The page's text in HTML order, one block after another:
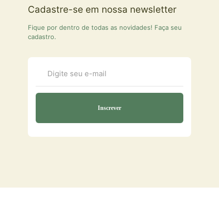
Cadastre-se em nossa newsletter
Fique por dentro de todas as novidades! Faça seu
cadastro.